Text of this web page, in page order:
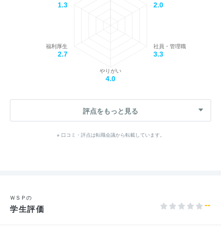
2.0
社員・管理職
3.3
やりがい
4.0
福利厚生
2.7
1.3
評点をもっと見る
※ 口コミ・評点は転職会議から転載しています。
ＷＳＰの
学生評価 --